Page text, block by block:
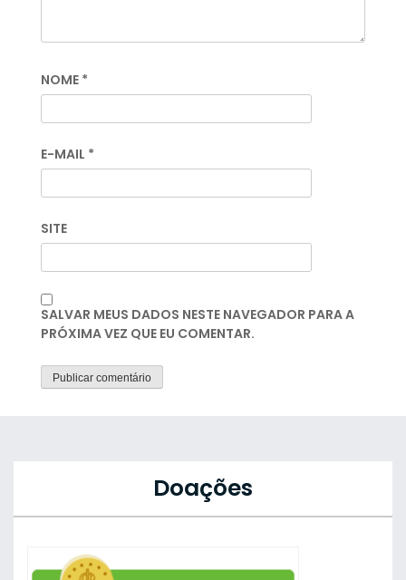
NOME *
E-MAIL *
SITE
SALVAR MEUS DADOS NESTE NAVEGADOR PARA A
PRÓXIMA VEZ QUE EU COMENTAR.
Doações